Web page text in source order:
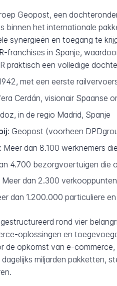
Geopost, een
binnen het internationale
synergieën en toegang te
franchises in Spanje,
praktisch een volledige
met een eerste
Cerdán, visionair Spaanse
in de regio Madrid, Spanje
Geopost (voorheen
Meer dan 8.100 werknemers
4.700 bezorgvoertuigen die
Meer dan 2.300
dan 1.200.000 particuliere
rond vier
oplossingen en
de opkomst van e-
miljarden pakketten,